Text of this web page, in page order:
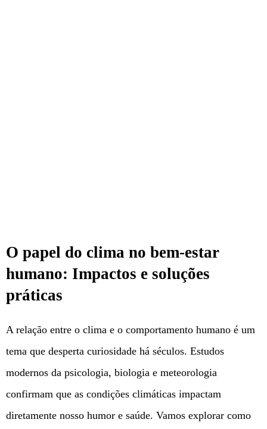
O papel do clima no bem-estar
humano: Impactos e soluções
práticas
A relação entre o clima e o comportamento humano é um
tema que desperta curiosidade há séculos. Estudos
modernos da psicologia, biologia e meteorologia
confirmam que as condições climáticas impactam
diretamente nosso humor e saúde. Vamos explorar como